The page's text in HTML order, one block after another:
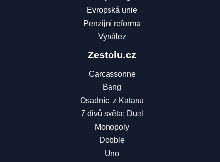
Evropská unie
Penzijní reforma
Vynález
Zestolu.cz
Carcassonne
Bang
Osadníci z Katanu
7 divů světa: Duel
Monopoly
Dobble
Uno